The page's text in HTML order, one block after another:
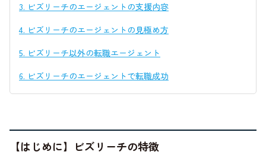
3. ビズリーチのエージェントの支援内容
4. ビズリーチのエージェントの見極め方
5. ビズリーチ以外の転職エージェント
6. ビズリーチのエージェントで転職成功
【はじめに】ビズリーチの特徴